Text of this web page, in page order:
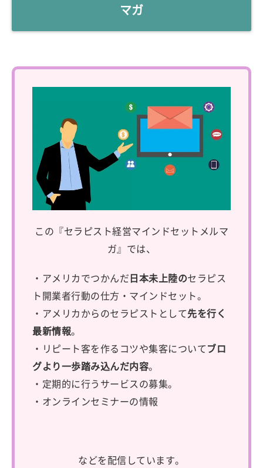
マガ
この『セラピスト経営マインドセットメルマ
ガ』では、
・アメリカでつかんだ日本未上陸のセラピス
ト開業者行動の仕方・マインドセット。
・アメリカからのセラピストとして先を行く
最新情報。
・リピート客を作るコツや集客についてブロ
グより一歩踏み込んだ内容。
・定期的に行うサービスの募集。
・オンラインセミナーの情報
などを配信しています。